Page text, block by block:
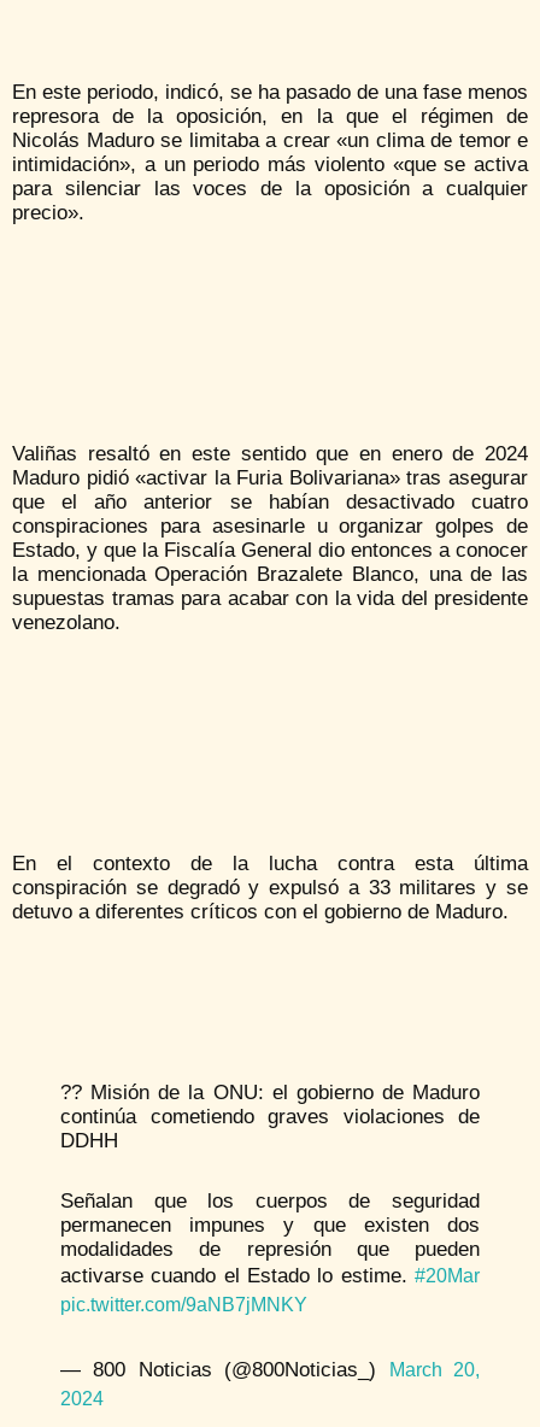
En este periodo, indicó, se ha pasado de una fase menos
represora de la oposición, en la que el régimen de
Nicolás Maduro se limitaba a crear «un clima de temor e
intimidación», a un periodo más violento «que se activa
para silenciar las voces de la oposición a cualquier
precio».
Valiñas resaltó en este sentido que en enero de 2024
Maduro pidió «activar la Furia Bolivariana» tras asegurar
que el año anterior se habían desactivado cuatro
conspiraciones para asesinarle u organizar golpes de
Estado, y que la Fiscalía General dio entonces a conocer
la mencionada Operación Brazalete Blanco, una de las
supuestas tramas para acabar con la vida del presidente
venezolano.
En el contexto de la lucha contra esta última
conspiración se degradó y expulsó a 33 militares y se
detuvo a diferentes críticos con el gobierno de Maduro.
??️ Misión de la ONU: el gobierno de Maduro
continúa cometiendo graves violaciones de
DDHH
Señalan que los cuerpos de seguridad
permanecen impunes y que existen dos
modalidades de represión que pueden
activarse cuando el Estado lo estime. #20Mar
pic.twitter.com/9aNB7jMNKY
— 800 Noticias (@800Noticias_)
March 20,
2024